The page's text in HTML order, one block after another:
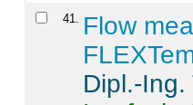
41. Flow
Dipl.-